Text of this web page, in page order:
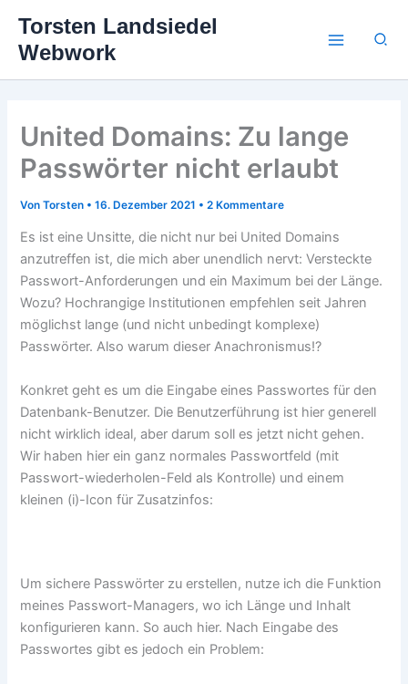
Inhalt
springen
Torsten Landsiedel
Webwork
United Domains: Zu lange
Passwörter nicht erlaubt
VonTorsten •16. Dezember 2021 •2 Kommentare
Es ist eine Unsitte, die nicht nur bei United Domains
anzutreffen ist, die mich aber unendlich nervt: Versteckte
Passwort-Anforderungen und ein Maximum bei der Länge.
Wozu? Hochrangige Institutionen empfehlen seit Jahren
möglichst lange (und nicht unbedingt komplexe)
Passwörter. Also warum dieser Anachronismus!?
Konkret geht es um die Eingabe eines Passwortes für den
Datenbank-Benutzer. Die Benutzerführung ist hier generell
nicht wirklich ideal, aber darum soll es jetzt nicht gehen.
Wir haben hier ein ganz normales Passwortfeld (mit
Passwort-wiederholen-Feld als Kontrolle) und einem
kleinen (i)-Icon für Zusatzinfos:
Um sichere Passwörter zu erstellen, nutze ich die Funktion
meines Passwort-Managers, wo ich Länge und Inhalt
konfigurieren kann. So auch hier. Nach Eingabe des
Passwortes gibt es jedoch ein Problem: